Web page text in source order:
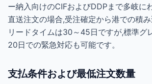
ー納入向けのCIFおよびDDPまで多岐に
直送注文の場合,受注確定から港での積
リードタイムは30～45日ですが,標準グ
20日での緊急対応も可能です。
支払条件および最低注文数量